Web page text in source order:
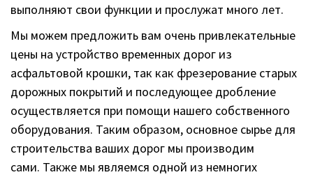
выполняют свои функции и прослужат много лет.
Мы можем предложить вам очень привлекательные
цены на устройство временных дорог из
асфальтовой крошки, так как фрезерование старых
дорожных покрытий и последующее дробление
осуществляется при помощи нашего собственного
оборудования. Таким образом, основное сырье для
строительства ваших дорог мы производим
сами. Также мы являемся одной из немногих